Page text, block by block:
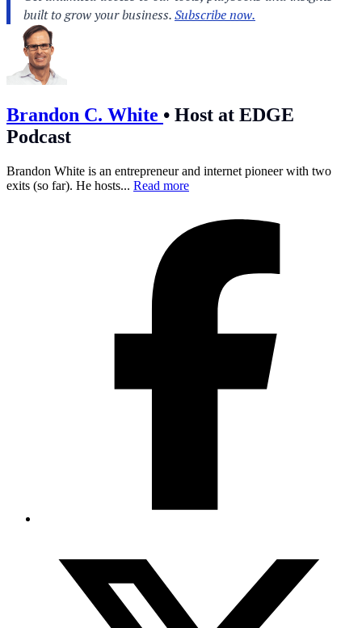
Brandon C. White • Host at EDGE
Podcast
Brandon White is an entrepreneur and internet pioneer with two
exits (so far). He hosts... Read more